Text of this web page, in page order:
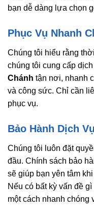
bạn dễ dàng lựa chọn
Phục Vụ Nhanh
Chúng tôi hiểu rằng
chúng tôi cung cấp dịch
Chánh tận nơi, nhanh
và công sức. Chỉ cần
phục vụ.
Bảo Hành Dịch
Chúng tôi luôn đặt
đầu. Chính sách bảo
sẽ giúp bạn yên tâm
Nếu có bất kỳ vấn đề
một cách nhanh chóng